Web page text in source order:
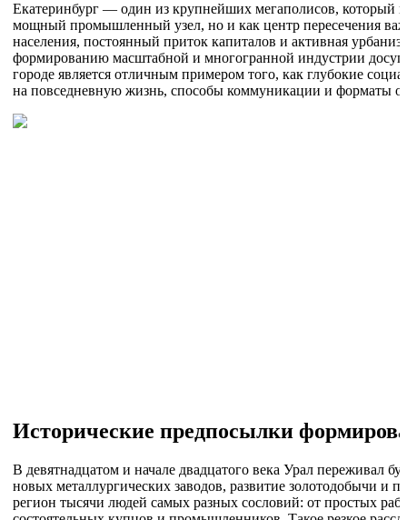
Екатеринбург — один из крупнейших мегаполисов, который
мощный промышленный узел, но и как центр пересечения
населения, постоянный приток капиталов и активная
формированию масштабной и многогранной индустрии
городе является отличным примером того, как глубокие
на повседневную жизнь, способы коммуникации и форматы
Исторические предпосылки
В девятнадцатом и начале двадцатого века Урал переживал
новых металлургических заводов, развитие золотодобычи и
регион тысячи людей самых разных сословий: от простых